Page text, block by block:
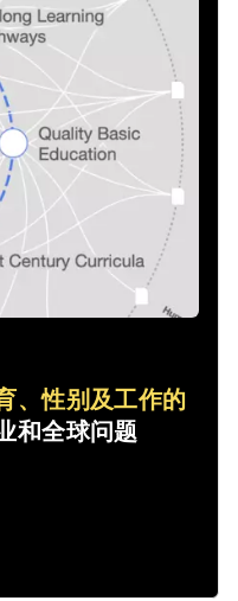
、性别及工作的
和全球问题